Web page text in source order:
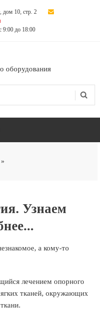
дом 10, стр. 2
9:00 до 18:00
оборудования
Узнаем
а кому-то
лечением опорного
тканей, окружающих